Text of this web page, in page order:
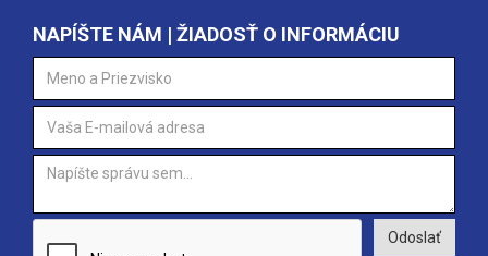
NAPÍŠTE NÁM | ŽIADOSŤ O INFORMÁCIU